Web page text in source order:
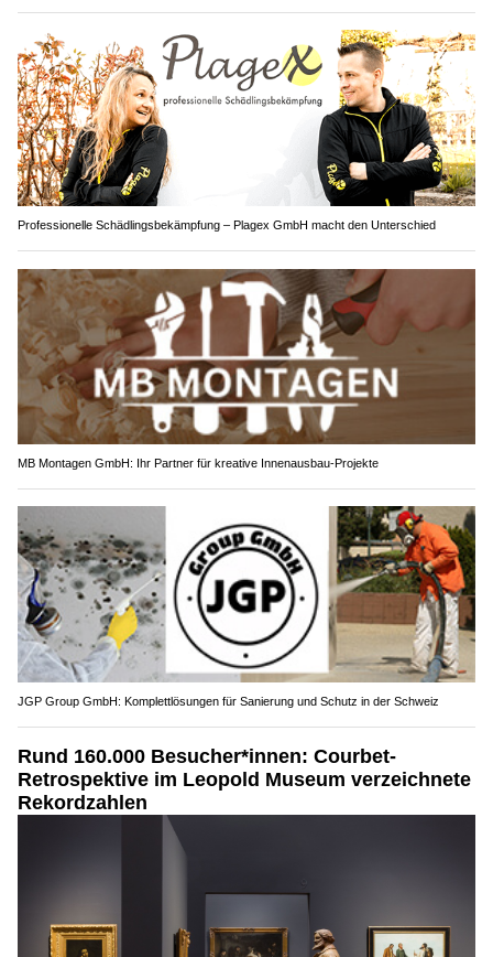
Professionelle Schädlingsbekämpfung – Plagex GmbH macht den Unterschied
MB Montagen GmbH: Ihr Partner für kreative Innenausbau-Projekte
JGP Group GmbH: Komplettlösungen für Sanierung und Schutz in der Schweiz
Rund 160.000 Besucher*innen: Courbet-
Retrospektive im Leopold Museum verzeichnete
Rekordzahlen